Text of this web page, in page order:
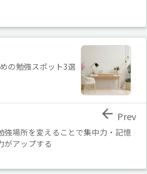
の勉強スポット3選
強場所を変えることで集中力・記憶
がアップする
 Prev